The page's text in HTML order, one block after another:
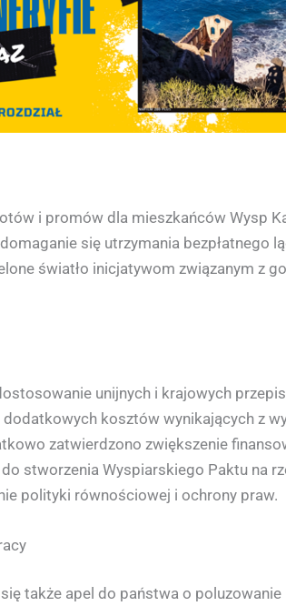
i promów dla mieszkańców Wysp
się utrzymania bezpłatnego
światło inicjatywom związanym z
unijnych i krajowych
kosztów wynikających z
zatwierdzono zwiększenie
stworzenia Wyspiarskiego Paktu na
polityki równościowej i ochrony praw.
także apel do państwa o